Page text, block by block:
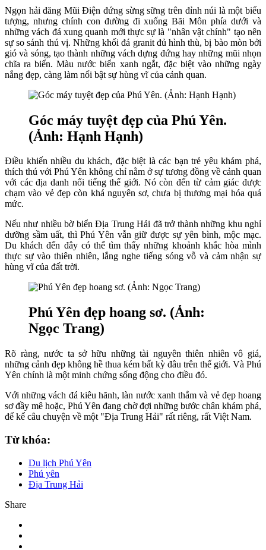
Ngọn hải đăng Mũi Điện đứng sừng sững trên đỉnh núi là một biểu
tượng, nhưng chính con đường đi xuống Bãi Môn phía dưới và
những vách đá xung quanh mới thực sự là "nhân vật chính" tạo nên
sự so sánh thú vị. Những khối đá granit đủ hình thù, bị bào mòn bởi
gió và sóng, tạo thành những vách dựng đứng hay những mũi nhọn
chĩa ra biển. Màu nước biển xanh ngắt, đặc biệt vào những ngày
nắng đẹp, càng làm nổi bật sự hùng vĩ của cảnh quan.
Góc máy tuyệt đẹp của Phú Yên.
(Ảnh: Hạnh Hạnh)
Điều khiến nhiều du khách, đặc biệt là các bạn trẻ yêu khám phá,
thích thú với Phú Yên không chỉ nằm ở sự tương đồng về cảnh quan
với các địa danh nổi tiếng thế giới. Nó còn đến từ cảm giác được
chạm vào vẻ đẹp còn khá nguyên sơ, chưa bị thương mại hóa quá
mức.
Nếu như nhiều bờ biển Địa Trung Hải đã trở thành những khu nghỉ
dưỡng sầm uất, thì Phú Yên vẫn giữ được sự yên bình, mộc mạc.
Du khách đến đây có thể tìm thấy những khoảnh khắc hòa mình
thực sự vào thiên nhiên, lắng nghe tiếng sóng vỗ và cảm nhận sự
hùng vĩ của đất trời.
Phú Yên đẹp hoang sơ. (Ảnh:
Ngọc Trang)
Rõ ràng, nước ta sở hữu những tài nguyên thiên nhiên vô giá,
những cảnh đẹp không hề thua kém bất kỳ đâu trên thế giới. Và Phú
Yên chính là một minh chứng sống động cho điều đó.
Với những vách đá kiêu hãnh, làn nước xanh thẳm và vẻ đẹp hoang
sơ đầy mê hoặc, Phú Yên đang chờ đợi những bước chân khám phá,
để kể câu chuyện về một "Địa Trung Hải" rất riêng, rất Việt Nam.
Từ khóa:
Du lịch Phú Yên
Phú yên
Địa Trung Hải
Share